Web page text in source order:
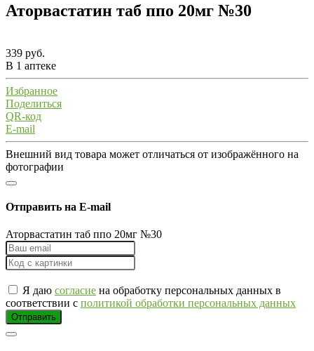
Аторвастатин таб ппо 20мг №30
339 руб.
В 1 аптеке
Избранное
Поделиться
QR-код
E-mail
Внешний вид товара может отличаться от изображённого на
фотографии
Отправить на E-mail
Аторвастатин таб ппо 20мг №30
Я даю согласие на обработку персональных данных в
соответствии с политикой обработки персональных данных
Отправить